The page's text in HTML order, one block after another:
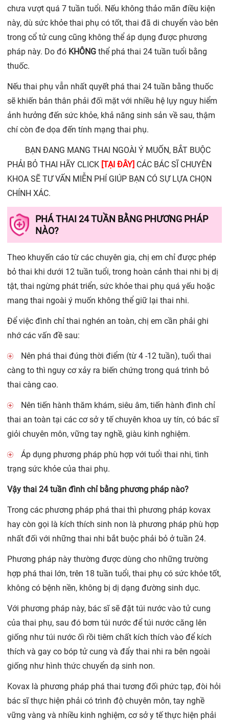
chưa vượt quá 7 tuần tuổi. Nếu không thảo mãn điều kiện
này, dù sức khỏe thai phụ có tốt, thai đã di chuyển vào bên
trong cổ tử cung cũng không thể áp dụng được phương
pháp này. Do đó KHÔNG thể phá thai 24 tuần tuổi bằng
thuốc.
Nếu thai phụ vẫn nhất quyết phá thai 24 tuần bằng thuốc
sẽ khiến bản thân phải đối mặt với nhiều hệ lụy nguy hiểm
ảnh hưởng đến sức khỏe, khả năng sinh sản về sau, thậm
chí còn đe dọa đến tính mạng thai phụ.
BẠN ĐANG MANG THAI NGOÀI Ý MUỐN, BẮT BUỘC
PHẢI BỎ THAI HÃY CLICK [TẠI ĐÂY] CÁC BÁC SĨ CHUYÊN
KHOA SẼ TƯ VẤN MIỄN PHÍ GIÚP BẠN CÓ SỰ LỰA CHỌN
CHÍNH XÁC.
PHÁ THAI 24 TUẦN BẰNG PHƯƠNG PHÁP
NÀO?
Theo khuyến cáo từ các chuyên gia, chị em chỉ được phép
bỏ thai khi dưới 12 tuần tuổi, trong hoàn cảnh thai nhi bị dị
tật, thai ngừng phát triển, sức khỏe thai phụ quá yếu hoặc
mang thai ngoài ý muốn không thể giữ lại thai nhi.
Để việc đình chỉ thai nghén an toàn, chị em cần phải ghi
nhớ các vấn đề sau:
Nên phá thai đúng thời điểm (từ 4 -12 tuần), tuổi thai
càng to thì nguy cơ xảy ra biến chứng trong quá trình bỏ
thai càng cao.
Nên tiến hành thăm khám, siêu âm, tiến hành đình chỉ
thai an toàn tại các cơ sở y tế chuyên khoa uy tín, có bác sĩ
giỏi chuyên môn, vững tay nghề, giàu kinh nghiệm.
Áp dụng phương pháp phù hợp với tuổi thai nhi, tình
trạng sức khỏe của thai phụ.
Vậy thai 24 tuần đình chỉ bằng phương pháp nào?
Trong các phương pháp phá thai thì phương pháp kovax
hay còn gọi là kích thích sinh non là phương pháp phù hợp
nhất đối với những thai nhi bắt buộc phải bỏ ở tuần 24.
Phương pháp này thường được dùng cho những trường
hợp phá thai lớn, trên 18 tuần tuổi, thai phụ có sức khỏe tốt,
không có bệnh nền, không bị dị dạng đường sinh dục.
Với phương pháp này, bác sĩ sẽ đặt túi nước vào tử cung
của thai phụ, sau đó bơm túi nước để túi nước căng lên
giống như túi nước ối rồi tiêm chất kích thích vào để kích
thích và gay co bóp tử cung và đẩy thai nhi ra bên ngoài
giống như hình thức chuyển dạ sinh non.
Kovax là phương pháp phá thai tương đối phức tạp, đòi hỏi
bác sĩ thực hiện phải có trình độ chuyên môn, tay nghề
vững vàng và nhiều kinh nghiệm, cơ sở y tế thực hiện phải